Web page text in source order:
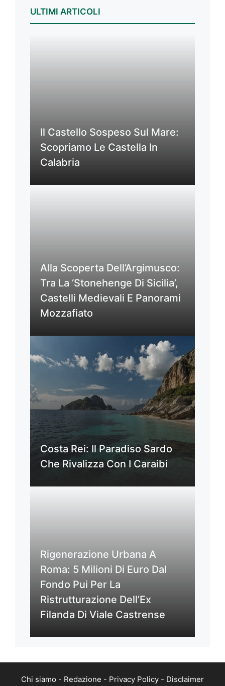
ULTIMI ARTICOLI
Il Castello Sospeso Sul Mare:
Scopriamo Le Castella In
Calabria
Alla Scoperta Dell’Argimusco:
Tra La ‘Stonehenge Di Sicilia’,
Castelli Medievali E Panorami
Mozzafiato
Costa Rei: Il Paradiso Sardo
Che Rivalizza Con I Caraibi
Rigenerazione Urbana A
Roma: 5 Milioni Di Euro Dal
Fondo Pui Per La
Ristrutturazione Dell’Ex
Filanda Di Viale Castrense
Chi siamo - Redazione - Privacy Policy - Disclaimer